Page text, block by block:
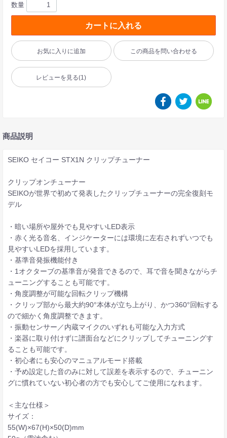
数量
カートに入れる
お気に入りに追加 この商品を問い合わせる
レビューを見る(1)
商品説明
SEIKO セイコー STX1N クリップチューナー
クリップオンチューナー
SEIKOが世界で初めて発表したクリップチューナーの完全復刻モ
デル
・暗い場所や屋外でも見やすいLED表示
・赤く光る音名、インジケーターには環境に左右されずいつでも
見やすいLEDを採用しています。
・基準音発振機能付き
・1オクターブの基準音が発音できるので、耳で音を聞きながらチ
ューニングすることも可能です。
・角度調整が可能な回転クリップ機構
・クリップ部から最大約90°本体が立ち上がり、かつ360°回転する
ので細かく角度調整できます。
・振動センサー／内蔵マイクのいずれも可能な入力方式
・楽器に取り付けずに譜面台などにクリップしてチューニングす
ることも可能です。
・初心者にも安心のマニュアルモード搭載
・予め設定した音のみに対して誤差を表示するので、チューニン
グに慣れていない初心者の方でも安心してご使用になれます。
＜主な仕様＞
サイズ：
55(W)×67(H)×50(D)mm